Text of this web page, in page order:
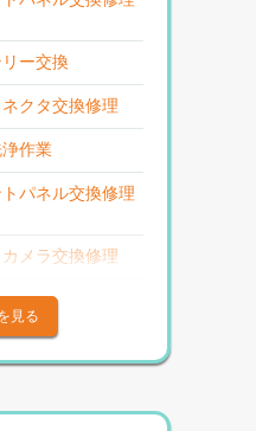
ー交換
クタ交換修理
作業
パネル交換修理
メラ交換修理
品修理
メラレンズ交換
修理（重度）
見る